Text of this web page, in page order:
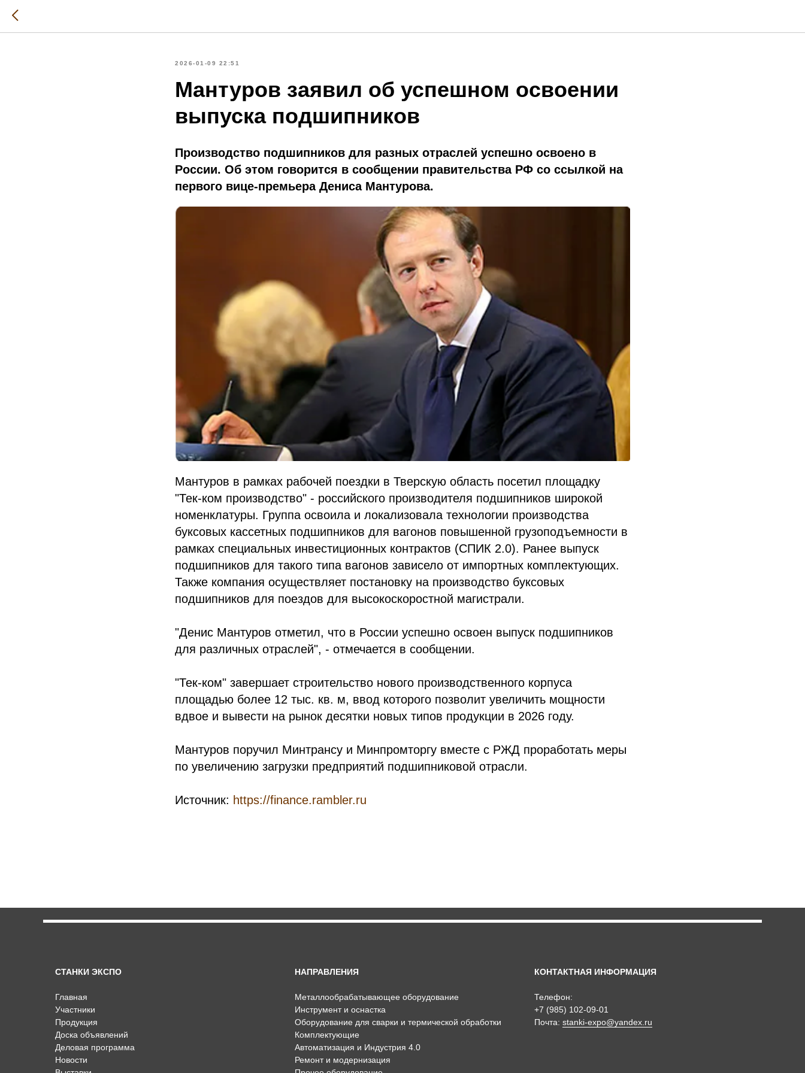
2026-01-09 22:51
Мантуров заявил об успешном освоении
выпуска подшипников
Производство подшипников для разных отраслей успешно освоено в
России. Об этом говорится в сообщении правительства РФ со ссылкой на
первого вице-премьера Дениса Мантурова.
Мантуров в рамках рабочей поездки в Тверскую область посетил площадку
"Тек-ком производство" - российского производителя подшипников широкой
номенклатуры. Группа освоила и локализовала технологии производства
буксовых кассетных подшипников для вагонов повышенной грузоподъемности в
рамках специальных инвестиционных контрактов (СПИК 2.0). Ранее выпуск
подшипников для такого типа вагонов зависело от импортных комплектующих.
Также компания осуществляет постановку на производство буксовых
подшипников для поездов для высокоскоростной магистрали.
"Денис Мантуров отметил, что в России успешно освоен выпуск подшипников
для различных отраслей", - отмечается в сообщении.
"Тек-ком" завершает строительство нового производственного корпуса
площадью более 12 тыс. кв. м, ввод которого позволит увеличить мощности
вдвое и вывести на рынок десятки новых типов продукции в 2026 году.
Мантуров поручил Минтрансу и Минпромторгу вместе с РЖД проработать меры
по увеличению загрузки предприятий подшипниковой отрасли.
Источник: https://finance.rambler.ru
СТАНКИ ЭКСПО
Главная
Участники
Продукция
Доска объявлений
Деловая программа
Новости
НАПРАВЛЕНИЯ
Металлообрабатывающее оборудование
Инструмент и оснастка
Оборудование для сварки и термической обработки
Комплектующие
Автоматизация и Индустрия 4.0
Ремонт и модернизация
КОНТАКТНАЯ ИНФОРМАЦИЯ
Телефон:
+7 (985) 102-09-01
Почта: stanki-expo@yandex.ru